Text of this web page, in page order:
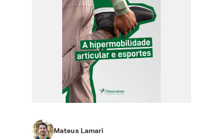
Mateus Lamari